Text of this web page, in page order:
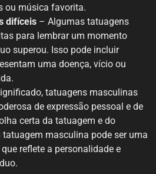
ou música favorita.
difíceis – Algumas tatuagens
para lembrar um momento
superou. Isso pode incluir
uma doença, vício ou
tatuagens masculinas
de expressão pessoal e de
certa da tatuagem e do
masculina pode ser uma
reflete a personalidade e